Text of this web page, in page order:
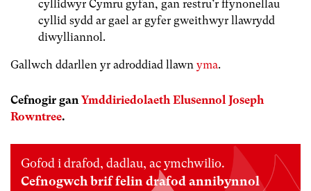
cyllidwyr Cymru gyfan, gan restru’r ffynonellau
cyllid sydd ar gael ar gyfer gweithwyr llawrydd
diwylliannol.
Gallwch ddarllen yr adroddiad llawn yma.
Cefnogir gan Ymddiriedolaeth Elusennol Joseph
Rowntree.
Gofod i drafod, dadlau, ac ymchwilio.
Cefnogwch brif felin drafod annibynnol